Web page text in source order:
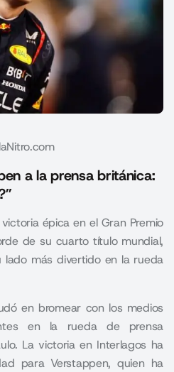
a la prensa británica:
épica en el Gran Premio
de su cuarto título mundial,
más divertido en la rueda
en bromear con los medios
en la rueda de prensa
. La victoria en Interlagos ha
para Verstappen, quien ha